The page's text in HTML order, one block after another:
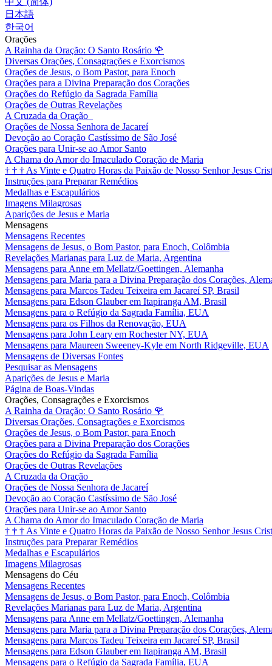
日本語
한국어
Orações
A Rainha da Oração: O Santo Rosário 🌹
Diversas Orações, Consagrações e Exorcismos
Orações de Jesus, o Bom Pastor, para Enoch
Orações para a Divina Preparação dos Corações
Orações do Refúgio da Sagrada Família
Orações de Outras Revelações
A Cruzada da Oração
Orações de Nossa Senhora de Jacareí
Devoção ao Coração Castíssimo de São José
Orações para Unir-se ao Amor Santo
A Chama do Amor do Imaculado Coração de Maria
† † † As Vinte e Quatro Horas da Paixão de Nosso Senhor Jesus
Instruções para Preparar Remédios
Medalhas e Escapulários
Imagens Milagrosas
Aparições de Jesus e Maria
Mensagens
Mensagens Recentes
Mensagens de Jesus, o Bom Pastor, para Enoch, Colômbia
Revelações Marianas para Luz de Maria, Argentina
Mensagens para Anne em Mellatz/Goettingen, Alemanha
Mensagens para Maria para a Divina Preparação dos Corações,
Mensagens para Marcos Tadeu Teixeira em Jacareí SP, Brasil
Mensagens para Edson Glauber em Itapiranga AM, Brasil
Mensagens para o Refúgio da Sagrada Família, EUA
Mensagens para os Filhos da Renovação, EUA
Mensagens para John Leary em Rochester NY, EUA
Mensagens para Maureen Sweeney-Kyle em North Ridgeville, EUA
Mensagens de Diversas Fontes
Pesquisar as Mensagens
Aparições de Jesus e Maria
Página de Boas-Vindas
Orações, Consagrações e Exorcismos
A Rainha da Oração: O Santo Rosário 🌹
Diversas Orações, Consagrações e Exorcismos
Orações de Jesus, o Bom Pastor, para Enoch
Orações para a Divina Preparação dos Corações
Orações do Refúgio da Sagrada Família
Orações de Outras Revelações
A Cruzada da Oração
Orações de Nossa Senhora de Jacareí
Devoção ao Coração Castíssimo de São José
Orações para Unir-se ao Amor Santo
A Chama do Amor do Imaculado Coração de Maria
† † † As Vinte e Quatro Horas da Paixão de Nosso Senhor Jesus
Instruções para Preparar Remédios
Medalhas e Escapulários
Imagens Milagrosas
Mensagens do Céu
Mensagens Recentes
Mensagens de Jesus, o Bom Pastor, para Enoch, Colômbia
Revelações Marianas para Luz de Maria, Argentina
Mensagens para Anne em Mellatz/Goettingen, Alemanha
Mensagens para Maria para a Divina Preparação dos Corações,
Mensagens para Marcos Tadeu Teixeira em Jacareí SP, Brasil
Mensagens para Edson Glauber em Itapiranga AM, Brasil
Mensagens para o Refúgio da Sagrada Família, EUA